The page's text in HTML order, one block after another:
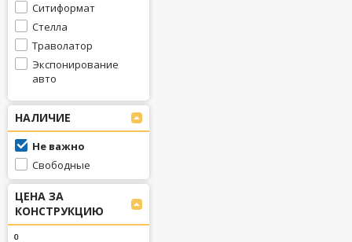
Ситиформат
Стелла
Траволатор
Экспонирование
авто
НАЛИЧИЕ
Не важно
Свободные
ЦЕНА ЗА
КОНСТРУКЦИЮ
0
0